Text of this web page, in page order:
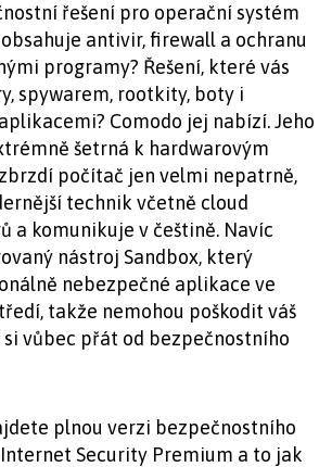
řešení pro operační systém
antivir, firewall a ochranu
programy? Řešení, které vás
spywarem, rootkity, boty i
Comodo jej nabízí. Jeho
šetrná k hardwarovým
počítač jen velmi nepatrně,
technik včetně cloud
a komunikuje v češtině. Navíc
nástroj Sandbox, který
nebezpečné aplikace ve
takže nemohou poškodit váš
vůbec přát od bezpečnostního
plnou verzi bezpečnostního
Security Premium a to jak